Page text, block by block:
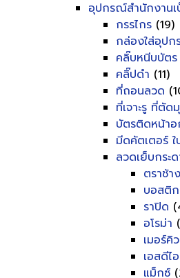
อุปกรณ์สำนักงานเ
กรรไกร (19)
กล่องใส่อุปก
คลิ๊บหนีบบัตร
คลิ๊ปดำ (11)
ที่ถอนลวด
ที่เจาะรู ที่ตัด
บัตรติดหน้า
มีดคัตเตอร์
ลวดเย็บกระ
ตราช้าง
บอสติก
ราปิด
อโรม่า
เมอร์คิว
เอสดีไอ
แม็กซ์